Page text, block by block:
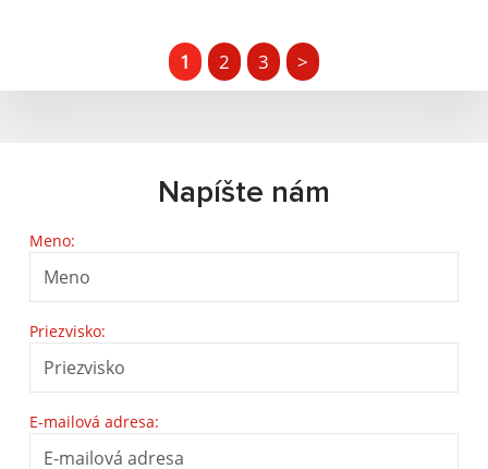
1 2 3 >
Napíšte nám
Meno:
Priezvisko:
E-mailová adresa: